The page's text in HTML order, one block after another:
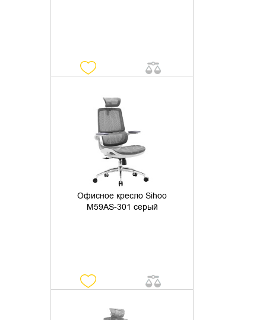
Офисное кресло Sihoo
M59AS-301 серый
УТОЧНИТЬ НАЛИЧИЕ